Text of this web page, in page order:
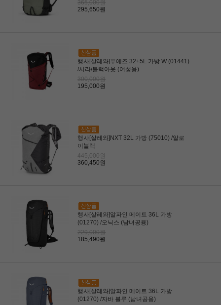
365,000원
295,650원
행사[살레와]푸에즈 32+5L 가방 W (01441)
/시라/블랙아웃 (여성용)
300,000원
195,000원
행사[살레와]NXT 32L 가방 (75010) /알로
이블랙
445,000원
360,450원
행사[살레와]알파인 메이트 36L 가방
(01270) /오닉스 (남녀공용)
229,000원
185,490원
행사[살레와]알파인 메이트 36L 가방
(01270) /자바 블루 (남녀공용)